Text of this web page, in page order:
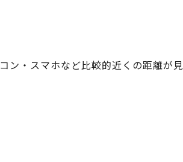
ン・スマホなど比較的近くの距離が見